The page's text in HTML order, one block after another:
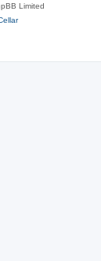
Limited